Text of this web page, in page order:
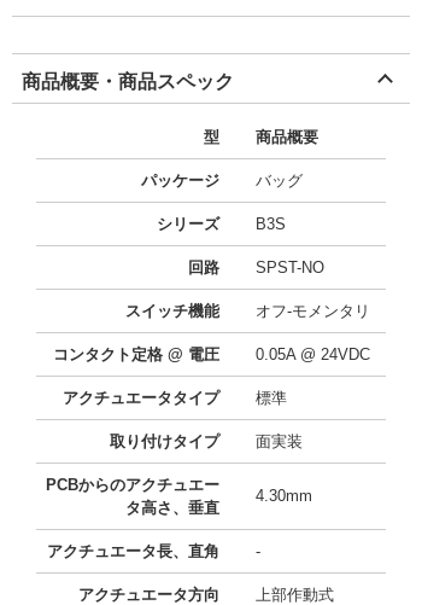
商品概要・商品スペック
型 商品概要
パッケージ バッグ
シリーズ B3S
回路 SPST-NO
スイッチ機能 オフ-モメンタリ
コンタクト定格 @ 電圧 0.05A @ 24VDC
アクチュエータタイプ 標準
取り付けタイプ 面実装
PCBからのアクチュエー
タ高さ、垂直
4.30mm
アクチュエータ長、直角 -
アクチュエータ方向 上部作動式